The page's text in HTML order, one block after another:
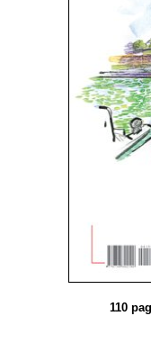
110